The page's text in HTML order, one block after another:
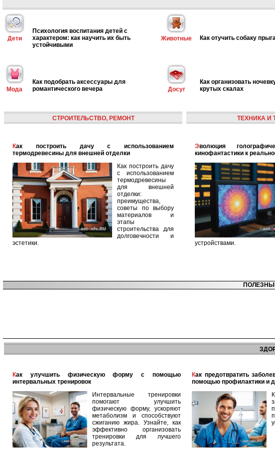
Дети
Психология воспитания детей с
характером: как научить их быть
устойчивыми
Животные Как отучить собаку
Мода
Как подобрать аксессуары для
романтического вечера
Досуг
Как организовать
крутых скалах
СТРОИТЕЛЬСТВО, РЕМОНТ
Как построить дачу с использованием
термодревесины для внешней отделки
Как построить дачу
с использованием
термодревесины
для внешней
отделки:
преимущества,
советы по выбору
материалов и
этапы
строительства для
долговечности и
эстетики.
ТЕХНИКА И
Эволюция голографических помощников: от
кинофантастики к
устройствами.
Как улучшить физическую форму с помощью
интервальных тренировок
Интервальные тренировки
помогают улучшить
физическую форму, ускоряют
метаболизм и способствуют
сжиганию жира. Узнайте, как
эффективно организовать
тренировки для лучшего
результата.
Как предотвратить заболевания дыхательных путей с
помощью профилактики и